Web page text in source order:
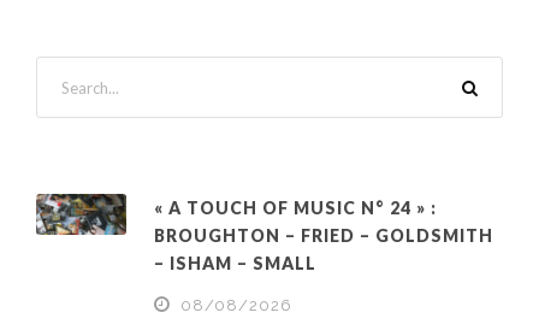
« A TOUCH OF MUSIC N° 24 » :
BROUGHTON – FRIED – GOLDSMITH
– ISHAM – SMALL
08/08/2026